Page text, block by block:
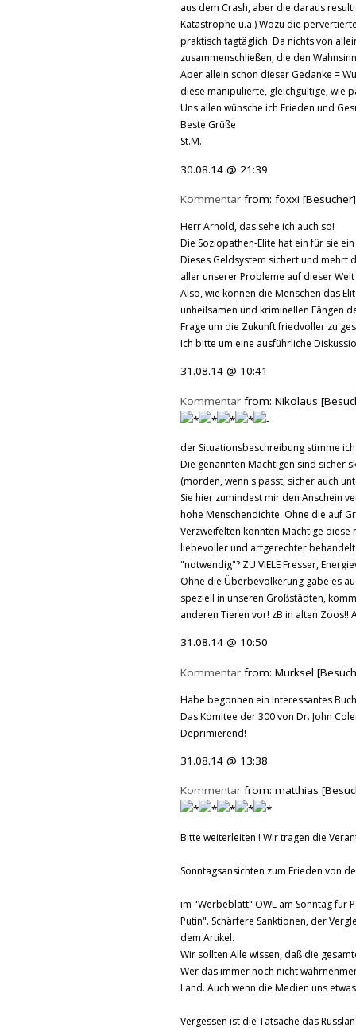
aus dem Crash, aber die daraus
Katastrophe u.ä.) Wozu die
praktisch tagtäglich. Da nichts von
zusammenschließen, die den
Aber allein schon dieser Gedanke =
diese manipulierte, gleichgültige, wie
Uns allen wünsche ich Frieden und
Beste Grüße
St.M.
30.08.14 @ 21:39
Kommentar from: foxxi [Besucher]
Herr Arnold, das sehe ich auch so!
Die Soziopathen-Elite hat ein für sie
Dieses Geldsystem sichert und mehrt
aller unserer Probleme auf dieser
Also, wie können die Menschen das
unheilsamen und kriminellen Fängen
Frage um die Zukunft friedvoller zu
Ich bitte um eine ausführliche
31.08.14 @ 10:41
Kommentar from: Nikolaus
der Situationsbeschreibung stimme
Die genannten Mächtigen sind sicher
(morden, wenn's passt, sicher auch
Sie hier zumindest mir den Anschein
hohe Menschendichte. Ohne die auf
Verzweifelten könnten Mächtige diese
liebevoller und artgerechter
"notwendig"? ZU VIELE Fresser,
Ohne die Überbevölkerung gäbe es
speziell in unseren Großstädten,
anderen Tieren vor! zB in alten
31.08.14 @ 10:50
Kommentar from: Murksel
Habe begonnen ein interessantes
Das Komitee der 300 von Dr. John
Deprimierend!
31.08.14 @ 13:38
Kommentar from: matthias
Bitte weiterleiten ! Wir tragen die
Sonntagsansichten zum Frieden von
im "Werbeblatt" OWL am Sonntag für
Putin". Schärfere Sanktionen, der
dem Artikel.
Wir sollten Alle wissen, daß die
Wer das immer noch nicht
Land. Auch wenn die Medien uns
Vergessen ist die Tatsache das